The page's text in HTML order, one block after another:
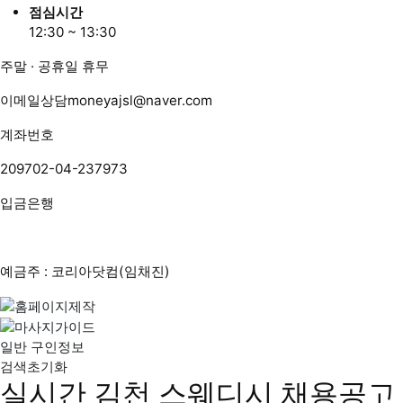
점심시간
12:30 ~ 13:30
주말 · 공휴일 휴무
이메일상담moneyajsl@naver.com
계좌번호
209702-04-237973
입금은행
예금주 : 코리아닷컴(임채진)
일반 구인정보
검색초기화
실시간 김천 스웨디시 채용공고